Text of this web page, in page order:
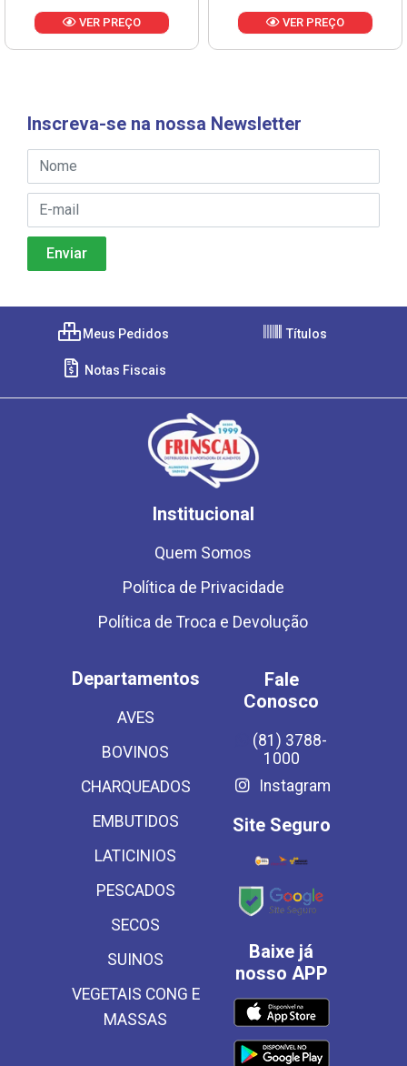
VER PREÇO VER PREÇO
Inscreva-se na nossa Newsletter
Meus Pedidos Títulos
Notas Fiscais
Institucional
Quem Somos
Política de Privacidade
Política de Troca e Devolução
Departamentos
AVES
BOVINOS
CHARQUEADOS
EMBUTIDOS
LATICINIOS
PESCADOS
SECOS
SUINOS
VEGETAIS CONG E
MASSAS
Fale
Conosco
(81) 3788-
1000
Instagram
Site Seguro
Baixe já
nosso APP